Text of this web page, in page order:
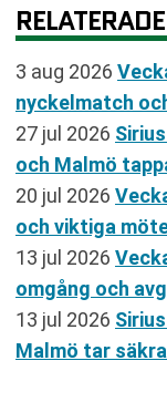
3 aug 2026
nyckelmatch
27 jul 2026
och Malmö
20 jul 2026
och viktiga
13 jul 2026
omgång och
13 jul 2026
Malmö tar